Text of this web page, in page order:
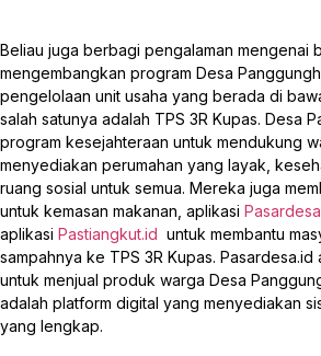
Beliau juga berbagi pengalaman mengenai
mengembangkan program Desa
pengelolaan unit usaha yang berada di
salah satunya adalah TPS 3R Kupas. Desa
program kesejahteraan untuk mendukung
menyediakan perumahan yang layak,
ruang sosial untuk semua. Mereka juga
untuk kemasan makanan, aplikasi
aplikasi Pastiangkut.id untuk membantu
sampahnya ke TPS 3R Kupas.
untuk menjual produk warga Desa
adalah platform digital yang menyediakan
yang lengkap.